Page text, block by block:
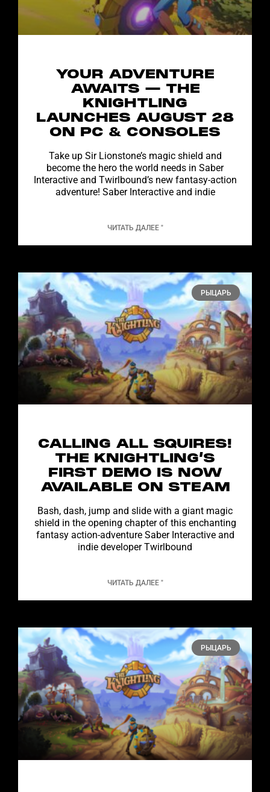
YOUR ADVENTURE
AWAITS — THE
KNIGHTLING
LAUNCHES AUGUST 28
ON PC & CONSOLES
Take up Sir Lionstone’s magic shield and
become the hero the world needs in Saber
Interactive and Twirlbound’s new fantasy-action
adventure! Saber Interactive and indie
ЧИТАТЬ ДАЛЕЕ "
РЫЦАРЬ
CALLING ALL SQUIRES!
THE KNIGHTLING’S
FIRST DEMO IS NOW
AVAILABLE ON STEAM
Bash, dash, jump and slide with a giant magic
shield in the opening chapter of this enchanting
fantasy action-adventure Saber Interactive and
indie developer Twirlbound
ЧИТАТЬ ДАЛЕЕ "
РЫЦАРЬ